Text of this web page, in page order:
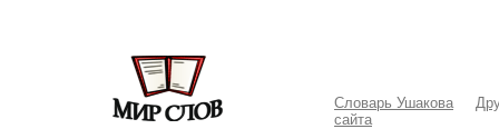
Словарь Ушакова
сайта